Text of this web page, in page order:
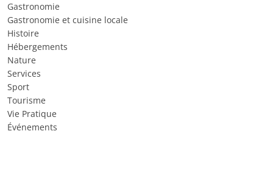
Gastronomie
Gastronomie et cuisine locale
Histoire
Hébergements
Nature
Services
Sport
Tourisme
Vie Pratique
Événements